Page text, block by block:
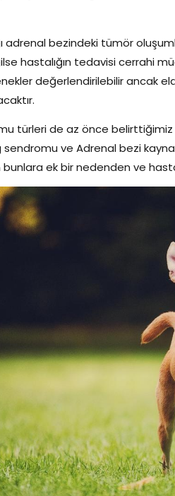
adrenal bezindeki tümör
hastalığın tedavisi cerrahi
değerlendirilebilir ancak
türleri de az önce belirttiğimiz
sendromu ve Adrenal bezi
bunlara ek bir nedenden ve